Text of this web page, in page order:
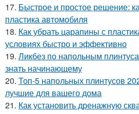
17. Быстрое и простое решение:
пластика автомобиля
18. Как убрать царапины с
условиях быстро и эффективно
19. Ликбез по напольным
знать начинающему
20. Топ-5 напольных плинтусов
лучшие для вашего дома
21. Как установить дренажную